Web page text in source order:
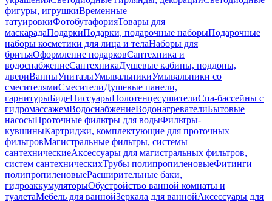
фигуры, игрушкиВременные
татуировкиФотобутафорияТовары для
маскарадаПодаркиПодарки, подарочные наборыПодарочные
наборы косметики для лица и телаНаборы для
бритьяОформление подарковСантехника и
водоснабжениеСантехникаДушевые кабины, поддоны,
двериВанныУнитазыУмывальникиУмывальники со
смесителямиСмесителиДушевые панели,
гарнитурыБидеПиссуарыПолотенцесушителиСпа-бассейны с
гидромассажемВодоснабжениеВодонагревателиБытовые
насосыПроточные фильтры для водыФильтры-
кувшиныКартриджи, комплектующие для проточных
фильтровМагистральные фильтры, системы
сантехническиеАксессуары для магистральных фильтров,
систем сантехническихТрубы полипропиленовыеФитинги
полипропиленовыеРасширительные баки,
гидроаккумуляторыОбустройство ванной комнаты и
туалетаМебель для ваннойЗеркала для ваннойАксессуары для